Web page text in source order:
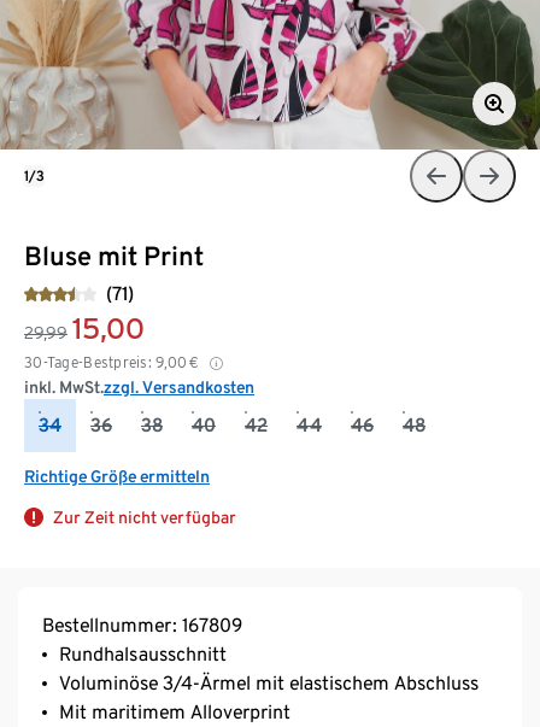
Bluse mit Print
(71)
29,99 15,00
30-Tage-Bestpreis: 9,00 €
inkl. MwSt.zzgl. Versandkosten
34 36 38 40 42 44 46 48
Richtige Größe ermitteln
Zur Zeit nicht verfügbar
1/3
Bestellnummer: 167809
Rundhalsausschnitt
Voluminöse 3/4-Ärmel mit elastischem Abschluss
Mit maritimem Alloverprint